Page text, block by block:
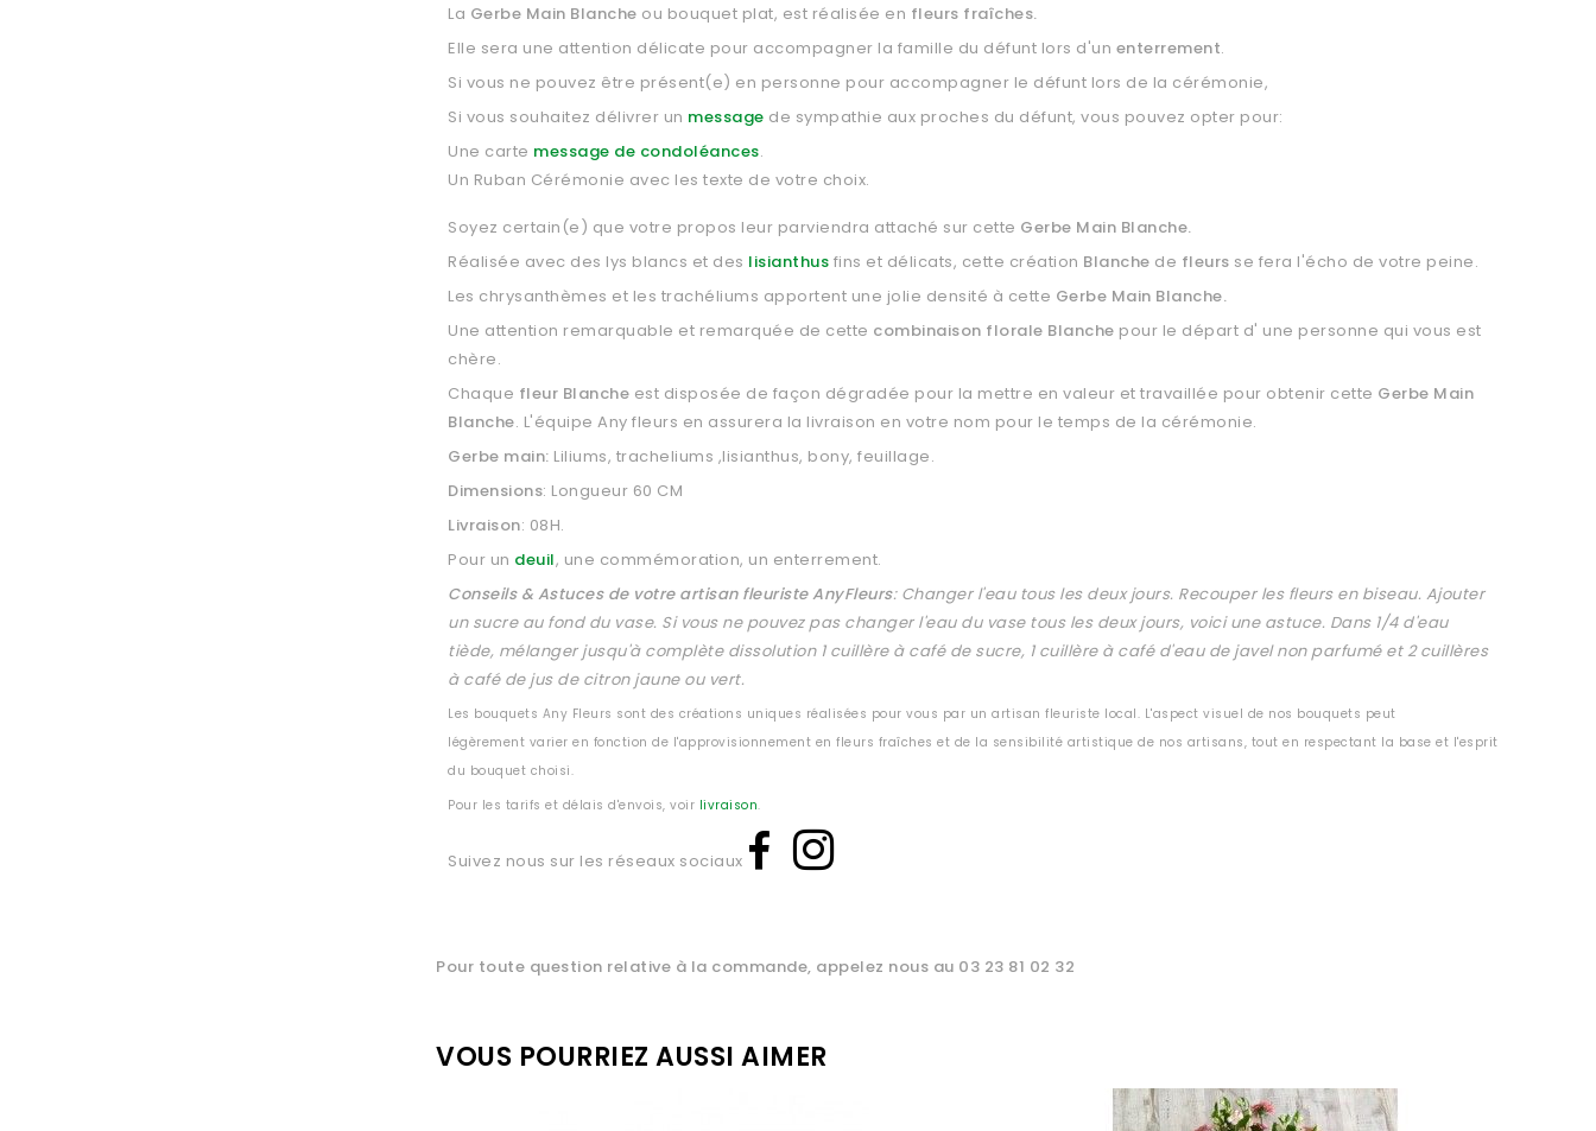
La Gerbe Main Blanche ou bouquet plat, est réalisée en fleurs fraîches.
Elle sera une attention délicate pour accompagner la famille du défunt lors d'un enterrement.
Si vous ne pouvez être présent(e) en personne pour accompagner le défunt lors de la cérémonie,
Si vous souhaitez délivrer un message de sympathie aux proches du défunt, vous pouvez opter pour:
Une carte message de condoléances.
Un Ruban Cérémonie avec les texte de votre choix.
Soyez certain(e) que votre propos leur parviendra attaché sur cette Gerbe Main Blanche.
Réalisée avec des lys blancs et des lisianthus fins et délicats, cette création Blanche de fleurs se fera l'écho de votre peine.
Les chrysanthèmes et les trachéliums apportent une jolie densité à cette Gerbe Main Blanche.
Une attention remarquable et remarquée de cette combinaison florale Blanche pour le départ d' une personne qui vous est
chère.
Chaque fleur Blanche est disposée de façon dégradée pour la mettre en valeur et travaillée pour obtenir cette Gerbe Main
Blanche. L'équipe Any fleurs en assurera la livraison en votre nom pour le temps de la cérémonie.
Gerbe main: Liliums, tracheliums ,lisianthus, bony, feuillage.
Dimensions: Longueur 60 CM
Livraison: 08H.
Pour un deuil, une commémoration, un enterrement.
Conseils & Astuces de votre artisan fleuriste AnyFleurs: Changer l'eau tous les deux jours. Recouper les fleurs en biseau. Ajouter
un sucre au fond du vase. Si vous ne pouvez pas changer l'eau du vase tous les deux jours, voici une astuce. Dans 1/4 d'eau
tiède, mélanger jusqu'à complète dissolution 1 cuillère à café de sucre, 1 cuillère à café d'eau de javel non parfumé et 2 cuillères
à café de jus de citron jaune ou vert.
Les bouquets Any Fleurs sont des créations uniques réalisées pour vous par un artisan fleuriste local. L'aspect visuel de nos bouquets peut
légèrement varier en fonction de l'approvisionnement en fleurs fraîches et de la sensibilité artistique de nos artisans, tout en respectant la base et l'esprit
du bouquet choisi.
Pour les tarifs et délais d'envois, voir livraison.
Suivez nous sur les réseaux sociaux
Pour toute question relative à la commande, appelez nous au 03 23 81 02 32
VOUS POURRIEZ AUSSI AIMER